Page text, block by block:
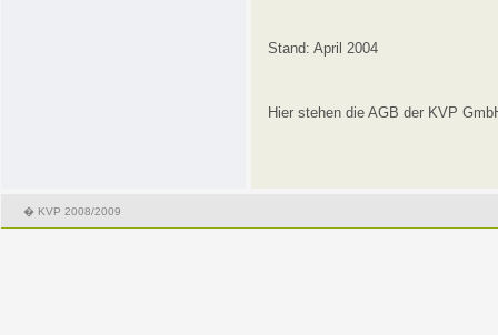
Stand: April 2004
Hier stehen die AGB der KVP
� KVP 2008/2009